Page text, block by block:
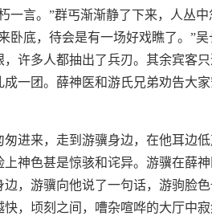
一言。”群丐渐渐静了下来，人丛
卧底，待会是有一场好戏瞧了。”
许多人都抽出了兵刃。其余宾客
一团。薛神医和游氏兄弟劝告大
进来，走到游骥身边，在他耳边
神色甚是惊骇和诧异。游骥在薛
，游骥向他说了一句话，游驹脸
，顷刻之间，嘈杂喧哗的大厅中